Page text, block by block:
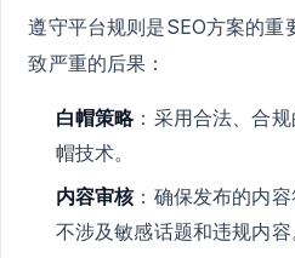
遵守平台规则是SEO方案的重
致严重的后果：
白帽策略：采用合法、合
帽技术。
内容审核：确保发布的内容
不涉及敏感话题和违规内容